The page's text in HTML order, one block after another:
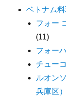
ベトナム料
フォー
(11)
フォー
チュー
ルオン
兵庫区）